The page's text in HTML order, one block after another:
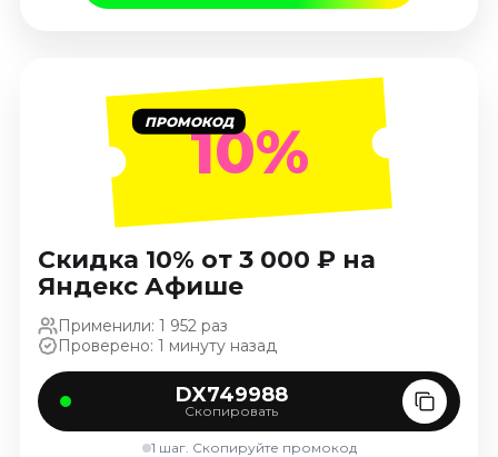
Август 2026
Ноябрь 2026
Декабрь 2026
Август 2026
Декабрь 2026
Август 2026
Сентябрь 2026
Октябрь 2026
Ноябрь 2026
ПРОМОКОД10%
Скидка 10% от 3 000 ₽ на
Яндекс Афише
Применили: 1 952 раз
Проверено: 1 минуту назад
DX749988
Скопировать
1 шаг. Скопируйте промокод